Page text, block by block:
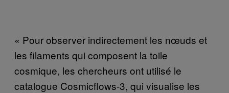
« Pour observer indirectement les nœuds et
les filaments qui composent la toile
cosmique, les chercheurs ont utilisé le
catalogue Cosmicflows-3, qui visualise les